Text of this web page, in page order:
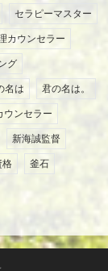
セラピーマスター
カウンセラー
グ
名は 君の名は。
ウンセラー
新海誠監督
格 釜石